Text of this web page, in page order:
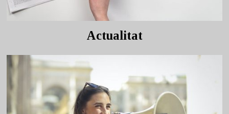
Actualitat